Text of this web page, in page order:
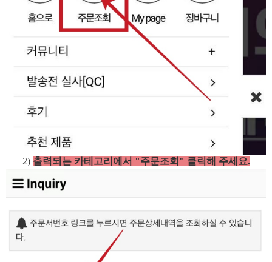
2) 출력되는 카테고리에서 "주문조회" 클릭해 주세요.